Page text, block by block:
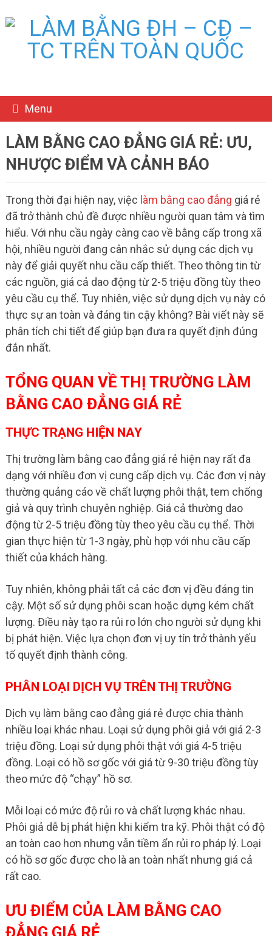
Menu
LÀM BẰNG CAO ĐẲNG GIÁ RẺ: ƯU,
NHƯỢC ĐIỂM VÀ CẢNH BÁO
Trong thời đại hiện nay, việc làm bằng cao đẳng giá rẻ
đã trở thành chủ đề được nhiều người quan tâm và tìm
hiểu. Với nhu cầu ngày càng cao về bằng cấp trong xã
hội, nhiều người đang cân nhắc sử dụng các dịch vụ
này để giải quyết nhu cầu cấp thiết. Theo thông tin từ
các nguồn, giá cả dao động từ 2-5 triệu đồng tùy theo
yêu cầu cụ thể. Tuy nhiên, việc sử dụng dịch vụ này có
thực sự an toàn và đáng tin cậy không? Bài viết này sẽ
phân tích chi tiết để giúp bạn đưa ra quyết định đúng
đắn nhất.
TỔNG QUAN VỀ THỊ TRƯỜNG LÀM
BẰNG CAO ĐẲNG GIÁ RẺ
THỰC TRẠNG HIỆN NAY
Thị trường làm bằng cao đẳng giá rẻ hiện nay rất đa
dạng với nhiều đơn vị cung cấp dịch vụ. Các đơn vị này
thường quảng cáo về chất lượng phôi thật, tem chống
giả và quy trình chuyên nghiệp. Giá cả thường dao
động từ 2-5 triệu đồng tùy theo yêu cầu cụ thể. Thời
gian thực hiện từ 1-3 ngày, phù hợp với nhu cầu cấp
thiết của khách hàng.
Tuy nhiên, không phải tất cả các đơn vị đều đáng tin
cậy. Một số sử dụng phôi scan hoặc dựng kém chất
lượng. Điều này tạo ra rủi ro lớn cho người sử dụng khi
bị phát hiện. Việc lựa chọn đơn vị uy tín trở thành yếu
tố quyết định thành công.
PHÂN LOẠI DỊCH VỤ TRÊN THỊ TRƯỜNG
Dịch vụ làm bằng cao đẳng giá rẻ được chia thành
nhiều loại khác nhau. Loại sử dụng phôi giả với giá 2-3
triệu đồng. Loại sử dụng phôi thật với giá 4-5 triệu
đồng. Loại có hồ sơ gốc với giá từ 9-30 triệu đồng tùy
theo mức độ “chạy” hồ sơ.
Mỗi loại có mức độ rủi ro và chất lượng khác nhau.
Phôi giả dễ bị phát hiện khi kiểm tra kỹ. Phôi thật có độ
an toàn cao hơn nhưng vẫn tiềm ẩn rủi ro pháp lý. Loại
có hồ sơ gốc được cho là an toàn nhất nhưng giá cả
rất cao.
ƯU ĐIỂM CỦA LÀM BẰNG CAO
ĐẲNG GIÁ RẺ